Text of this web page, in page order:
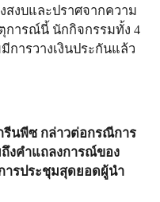
สงบและปราศจากความ
การณ์นี้ นักกิจกรรมทั้ง 4
การวางเงินประกันแล้ว
รีนพีซ กล่าวต่อกรณีการ
งคำแถลงการณ์ของ
ารประชุมสุดยอดผู้นำ